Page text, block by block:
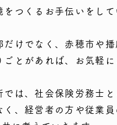
つくるお手伝いをして
だけでなく、赤穂市や播
ごとがあれば、お気軽に
は、社会保険労務士と
く、経営者の方や従業員